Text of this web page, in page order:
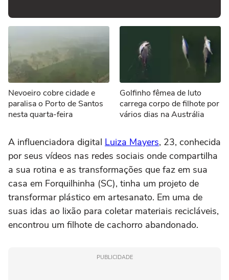
Nevoeiro cobre cidade e
paralisa o Porto de Santos
nesta quarta-feira
Golfinho fêmea de luto
carrega corpo de filhote por
vários dias na Austrália
A influenciadora digital Luiza Mayers, 23, conhecida
por seus vídeos nas redes sociais onde compartilha
a sua rotina e as transformações que faz em sua
casa em Forquilhinha (SC), tinha um projeto de
transformar plástico em artesanato. Em uma de
suas idas ao lixão para coletar materiais recicláveis,
encontrou um filhote de cachorro abandonado.
PUBLICIDADE